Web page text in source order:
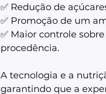
✅ Redução de
✅ Promoção de um
✅ Maior controle
procedência.
A tecnologia e a
garantindo que a